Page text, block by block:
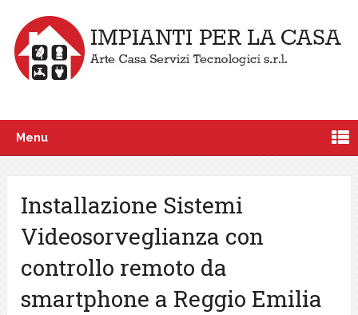
Menu
Installazione Sistemi
Videosorveglianza con
controllo remoto da
smartphone a Reggio Emilia